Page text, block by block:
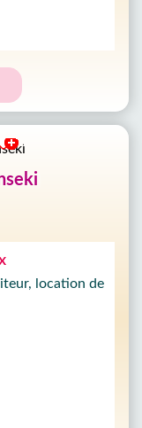
location de